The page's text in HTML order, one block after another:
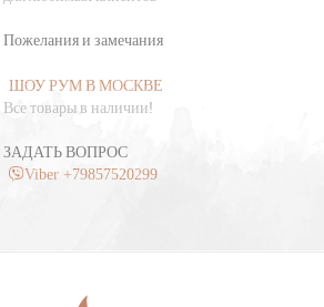
Пожелания и замечания
ШОУ РУМ В МОСКВЕ
Все товары в наличии!
ЗАДАТЬ ВОПРОС
Viber +79857520299